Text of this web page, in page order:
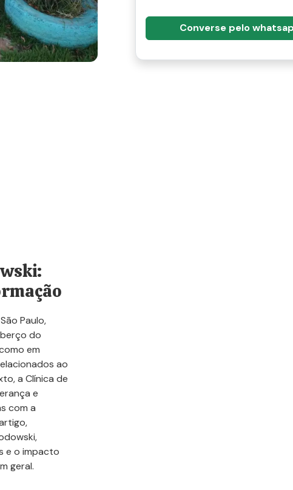
Converse pelo
Paulo,
do
em
ao
a Clínica de
e
com a
e o impacto
geral.